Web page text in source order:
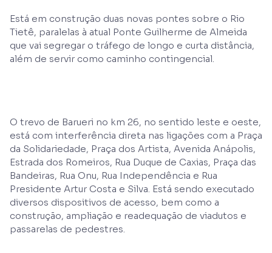
Está em construção duas novas pontes sobre o Rio
Tietê, paralelas à atual Ponte Guilherme de Almeida
que vai segregar o tráfego de longo e curta distância,
além de servir como caminho contingencial.
O trevo de Barueri no km 26, no sentido leste e oeste,
está com interferência direta nas ligações com a Praça
da Solidariedade, Praça dos Artista, Avenida Anápolis,
Estrada dos Romeiros, Rua Duque de Caxias, Praça das
Bandeiras, Rua Onu, Rua Independência e Rua
Presidente Artur Costa e Silva. Está sendo executado
diversos dispositivos de acesso, bem como a
construção, ampliação e readequação de viadutos e
passarelas de pedestres.